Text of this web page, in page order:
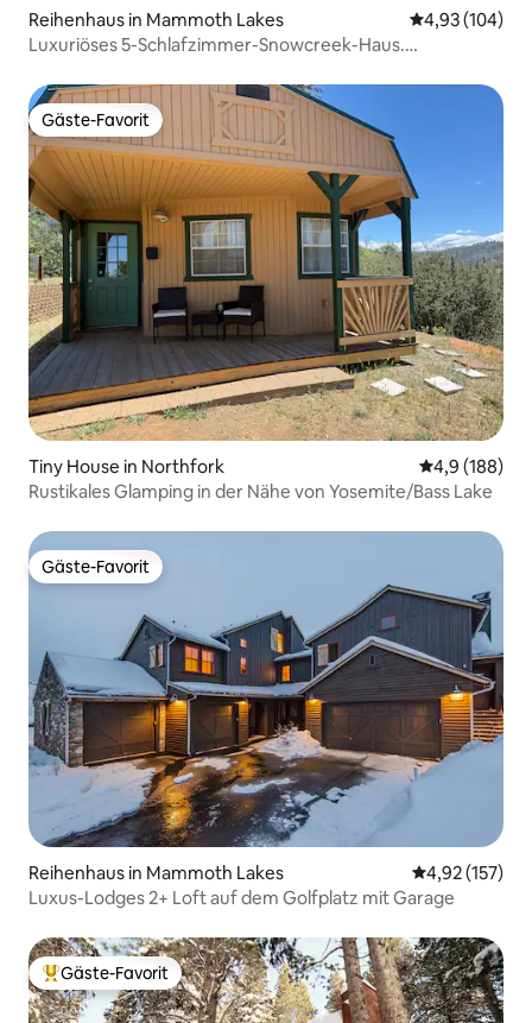
Reihenhaus in Mammoth Lakes
4,93 (104)
Luxuriöses 5-Schlafzimmer-Snowcreek-Haus.
Gäste-Favorit
Gäste-Favorit
Tiny House in Northfork
4,9 (188)
Rustikales Glamping in der Nähe von Yosemite/Bass Lake
Gäste-Favorit
Gäste-Favorit
Reihenhaus in Mammoth Lakes
4,92 (157)
Luxus-Lodges 2+ Loft auf dem Golfplatz mit Garage
Beliebter Gäste-Favorit.
Gäste-Favorit